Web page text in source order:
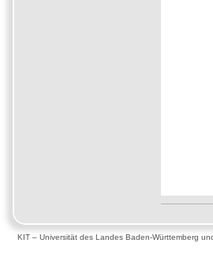
KIT – Universität des Landes Baden-Württemberg